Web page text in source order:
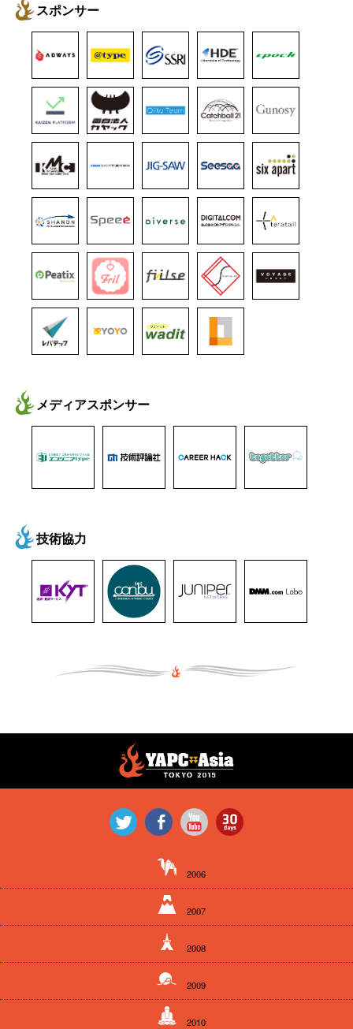
スポンサー
メディアスポンサー
技術協力
2006
2007
2008
2009
2010